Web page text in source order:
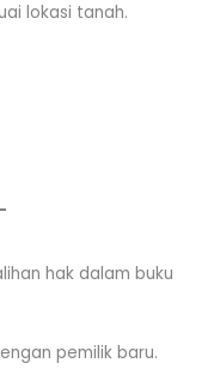
lokasi tanah.
hak dalam buku
pemilik baru.